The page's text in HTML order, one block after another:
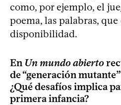
como, por ejemplo, el
poema, las palabras,
disponibilidad.
En Un mundo abierto
de “generación
¿Qué desafíos implica
primera infancia?